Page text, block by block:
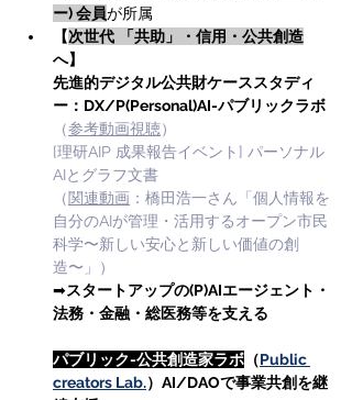
ー) 会員が所属
【次世代
「共助」・信用・公共創造
へ】
先進的デジタル公共財ケーススタディ
ー：DX/P(Personal)AI-パブリックラボ
（参考動画視聴）
[理研AIP 成果報告イベント] パーソナル
AIとグラフ文書
（関連動画 ：橋田浩一さん「個人情報を
自分のAIが管理・活用するオープン市民
科学〜新しい安心と新しい価値の創
造〜」）
➡スタートアップの(P)AIエージェント・
法務・金融・総医務等を支える
パブリック-公共創造家ラボ （Public
creators Lab.）AI/DAOで事業共創を継